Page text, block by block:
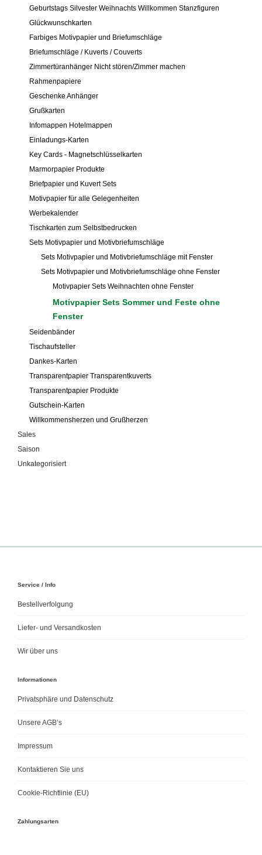
Geburtstags Silvester Weihnachts Willkommen Stanzfiguren
Glückwunschkarten
Farbiges Motivpapier und Briefumschläge
Briefumschläge / Kuverts / Couverts
Zimmertüranhänger Nicht stören/Zimmer machen
Rahmenpapiere
Geschenke Anhänger
Grußkarten
Infomappen Hotelmappen
Einladungs-Karten
Key Cards - Magnetschlüsselkarten
Marmorpapier Produkte
Briefpapier und Kuvert Sets
Motivpapier für alle Gelegenheiten
Werbekalender
Tischkarten zum Selbstbedrucken
Sets Motivpapier und Motivbriefumschläge
Sets Motivpapier und Motivbriefumschläge mit Fenster
Sets Motivpapier und Motivbriefumschläge ohne Fenster
Motivpapier Sets Weihnachten ohne Fenster
Motivpapier Sets Sommer und Feste ohne
Fenster
Seidenbänder
Tischaufsteller
Dankes-Karten
Transparentpapier Transparentkuverts
Transparentpapier Produkte
Gutschein-Karten
Willkommensherzen und Grußherzen
Sales
Saison
Unkategorisiert
Service / Info
Bestellverfolgung
Liefer- und Versandkosten
Wir über uns
Informationen
Privatsphäre und Datenschutz
Unsere AGB’s
Impressum
Kontaktieren Sie uns
Cookie-Richtlinie (EU)
Zahlungsarten